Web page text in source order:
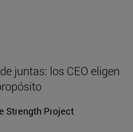
juntas: los CEO eligen
Strength Project